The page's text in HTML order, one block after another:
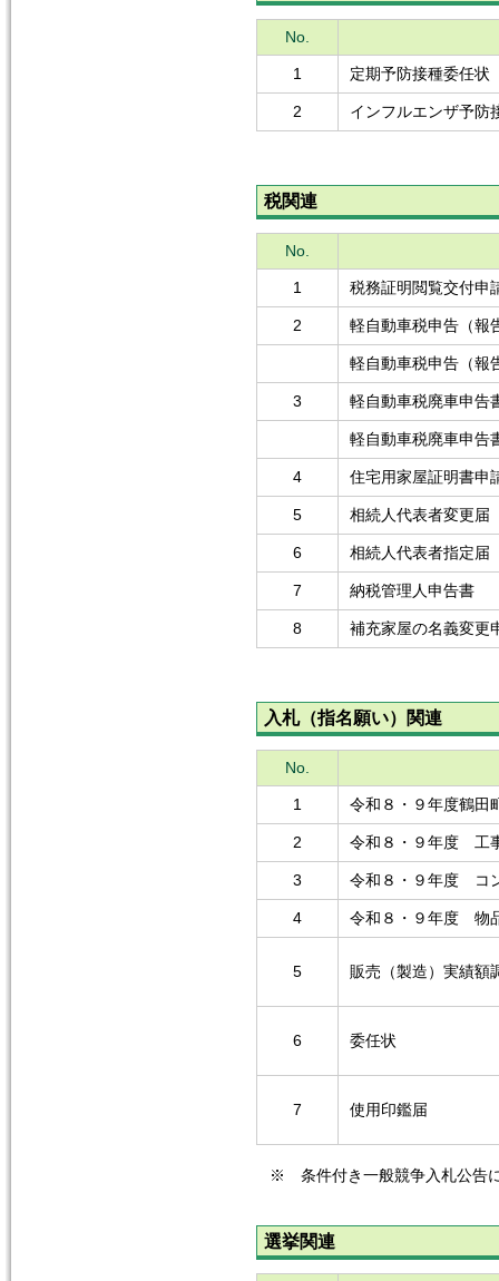
No.
1 定期予防接種委任状
2 インフルエンザ予防
税関連
No.
1 税務証明閲覧交付申
2 軽自動車税申告（報
軽自動車税申告（報
3 軽自動車税廃車申告
軽自動車税廃車申告
4 住宅用家屋証明書申
5 相続人代表者変更届
6 相続人代表者指定届
7 納税管理人申告書
8 補充家屋の名義変更
入札（指名願い）関連
No.
1 令和８・９年度鶴田
2 令和８・９年度 工
3 令和８・９年度 コ
4 令和８・９年度 物
5 販売（製造）実績額
6 委任状
7 使用印鑑届
※ 条件付き一般競争入札公告
選挙関連